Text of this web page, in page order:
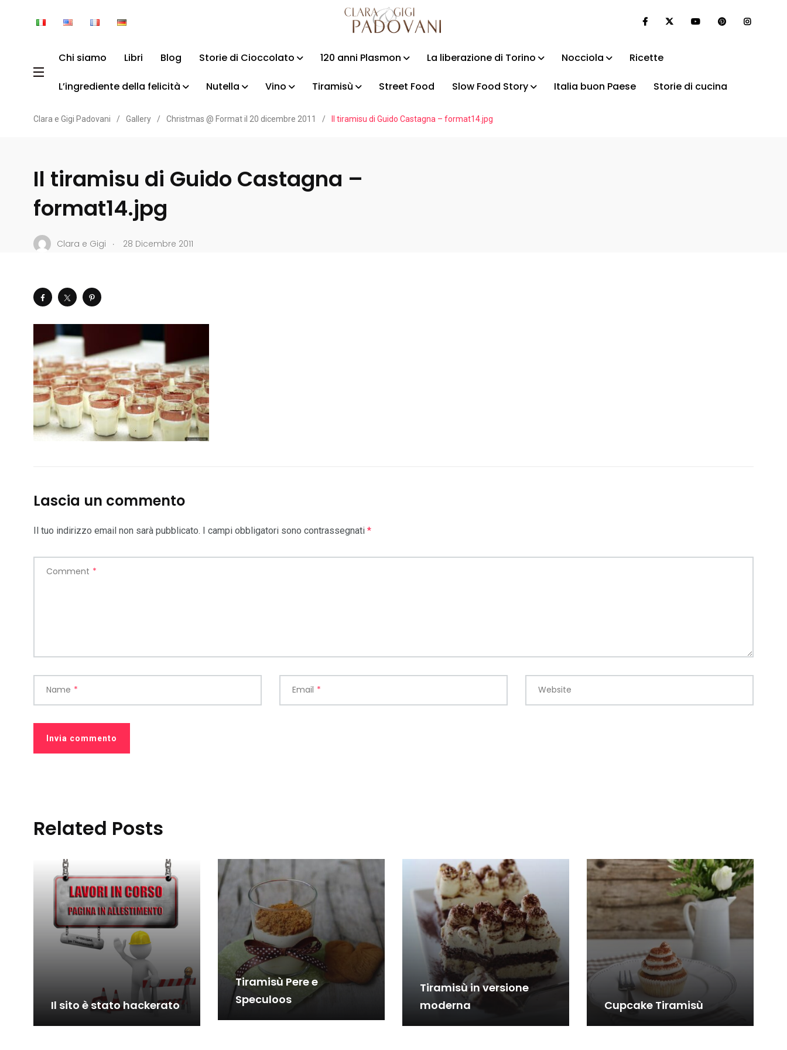
Chi siamo Libri Blog Storie di Cioccolato 120 anni Plasmon La liberazione di Torino Nocciola Ricette
L’ingrediente della felicità Nutella Vino Tiramisù Street Food Slow Food Story Italia buon Paese Storie di cucina
Clara e Gigi Padovani / Gallery / Christmas @ Format il 20 dicembre 2011 / Il tiramisu di Guido Castagna – format14.jpg
Il tiramisu di Guido Castagna –
format14.jpg
Clara e Gigi . 28 Dicembre 2011
Lascia un commento
Il tuo indirizzo email non sarà pubblicato. I campi obbligatori sono contrassegnati *
Comment *
Name * Email * Website
Related Posts
Il sito è stato hackerato
Tiramisù Pere e
Speculoos
Tiramisù in versione
moderna
Cupcake Tiramisù